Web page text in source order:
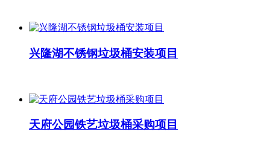
兴隆湖不锈钢垃圾桶安装项目
天府公园铁艺垃圾桶采购项目